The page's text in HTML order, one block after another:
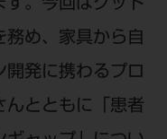
す。今回はグッド
め、家具から自
発に携わるプロ
んとともに「患者
ます。